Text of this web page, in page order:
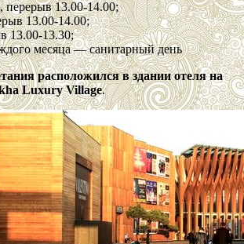
перерыв 13.00-14.00;
13.00-14.00;
13.00-13.30;
месяца — санитарный день
расположился в здании отеля на
Luxury Village.